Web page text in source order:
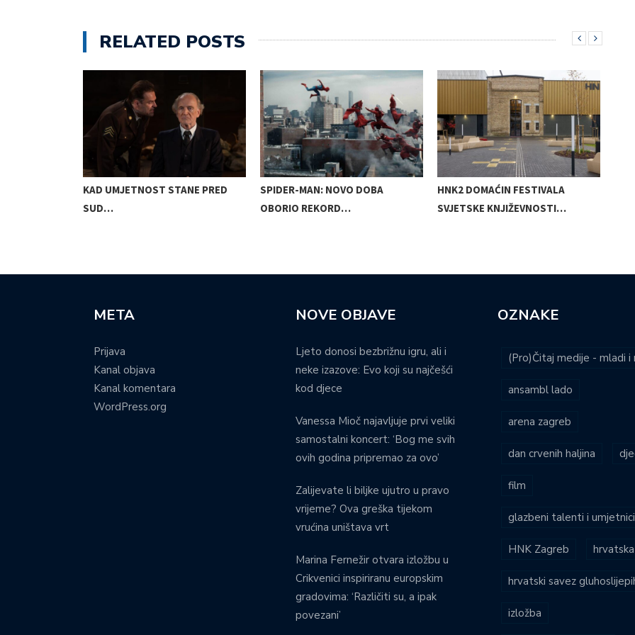
RELATED POSTS
KAD UMJETNOST STANE PRED
SUD…
SPIDER-MAN: NOVO DOBA
OBORIO REKORD…
HNK2 DOMAĆIN FESTIVALA
SVJETSKE KNJIŽEVNOSTI…
META
Prijava
Kanal objava
Kanal komentara
WordPress.org
NOVE OBJAVE
Ljeto donosi bezbrižnu igru, ali i
neke izazove: Evo koji su najčešći
kod djece
Vanessa Mioč najavljuje prvi veliki
samostalni koncert: ‘Bog me svih
ovih godina pripremao za ovo’
Zalijevate li biljke ujutro u pravo
vrijeme? Ova greška tijekom
vrućina uništava vrt
Marina Fernežir otvara izložbu u
Crikvenici inspiriranu europskim
gradovima: ‘Različiti su, a ipak
povezani’
OZNAKE
(Pro)Čitaj medije - mladi i
ansambl lado
arena zagreb
dan crvenih haljina
film
glazbeni talenti i
HNK Zagreb hrvatska
hrvatski savez
izložba